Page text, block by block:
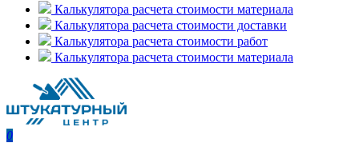
Калькулятора расчета стоимости материала
Калькулятора расчета стоимости доставки
Калькулятора расчета стоимости работ
Калькулятора расчета стоимости материала
0